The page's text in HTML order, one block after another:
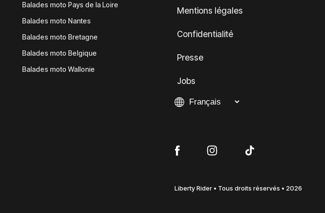
Balades moto Pays de la Loire
Balades moto Nantes
Balades moto Bretagne
Balades moto Belgique
Balades moto Wallonie
Mentions légales
Confidentialité
Presse
Jobs
Liberty Rider • Tous droits réservés • 2026